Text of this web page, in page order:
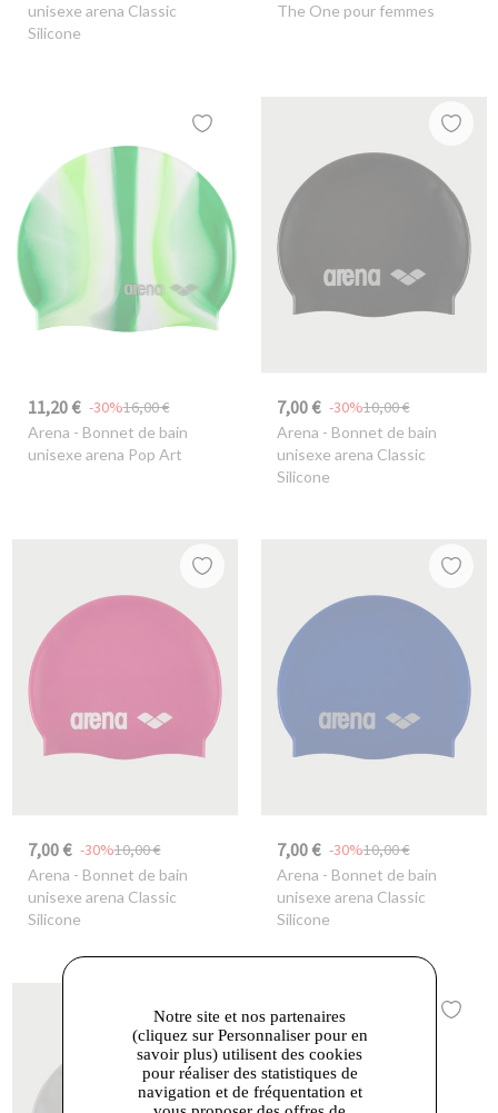
unisexe arena Classic
Silicone
The One pour femmes
11,20 € 16,00 €
-30%
Arena - Bonnet de bain
unisexe arena Pop Art
7,00 € 10,00 €
-30%
Arena - Bonnet de bain
unisexe arena Classic
Silicone
7,00 € 10,00 €
-30%
Arena - Bonnet de bain
unisexe arena Classic
Silicone
7,00 € 10,00 €
-30%
Arena - Bonnet de bain
unisexe arena Classic
Silicone
Notre site et nos partenaires
(cliquez sur Personnaliser pour en
savoir plus) utilisent des cookies
pour réaliser des statistiques de
navigation et de fréquentation et